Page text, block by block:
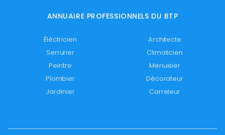
ANNUAIRE PROFESSIONNELS DU BTP
Éléctricien
Architecte
Serrurier
Climaticien
Peintre
Menuisier
Plombier
Décorateur
Jardinier
Carreleur